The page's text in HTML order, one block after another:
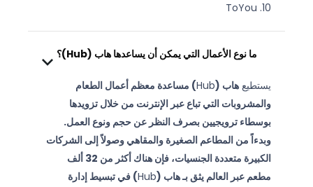
10. ToYou
ما نوع الأعمال التي يمكن أن يساعدها هاب (Hub)؟
يستطيع هاب (Hub) مساعدة معظم أعمال الطعام
والمشروبات التي تباع عبر الإنترنت من خلال تزويدها
بوسطاء ترويجيين بصرف النظر عن حجم ونوع العمل.
وبدءاً من المطاعم الصغيرة والمقاهي وصولاً إلى الشركات
الكبيرة متعددة الجنسيات، فإن هناك أكثر من 32 ألف
مطعم عبر العالم يثق بـ هاب (Hub) في تبسيط إدارة